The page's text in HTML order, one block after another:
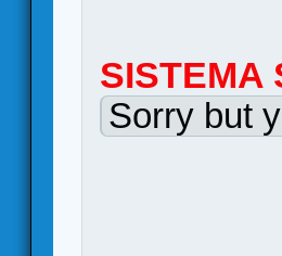
SISTEMA
Sorry but